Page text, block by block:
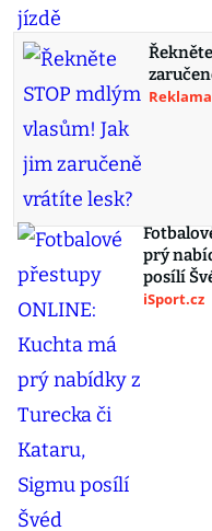
Reklama
prý
posílí
iSport.cz